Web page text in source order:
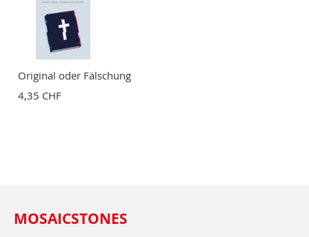
Original oder Fälschung
4,35 CHF
MOSAICSTONES